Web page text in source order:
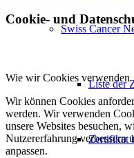
Swiss Cancer
Liste der
Zertifikat
Cookie- und
Wie wir Cookies verwenden
Wir können Cookies
werden. Wir verwenden
unsere Websites besuchen,
Nutzererfahrung verbessern
anpassen.